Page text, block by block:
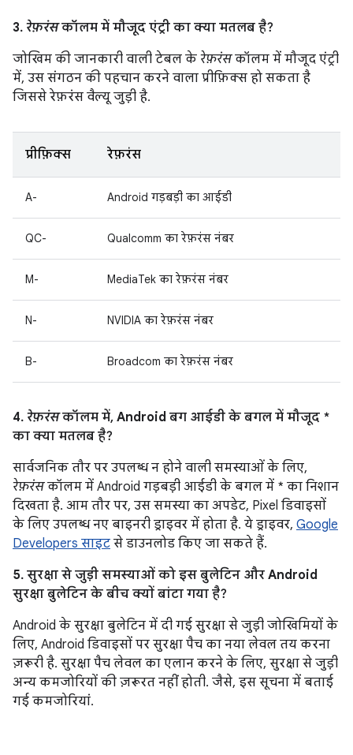
3. रेफ़रंसकॉलम में मौजूद एंट्री का क्या मतलब है?
जोखिम की जानकारी वाली टेबल के रेफ़रंसकॉलम में मौजूद एंट्री
में, उस संगठन की पहचान करने वाला प्रीफ़िक्स हो सकता है
जिससे रेफ़रंस वैल्यू जुड़ी है.
प्रीफ़िक्स रेफ़रंस
A- Android गड़बड़ी का आईडी
QC- Qualcomm का रेफ़रंस नंबर
M- MediaTek का रेफ़रंस नंबर
N- NVIDIA का रेफ़रंस नंबर
B- Broadcom का रेफ़रंस नंबर
4. रेफ़रंसकॉलम में, Android बग आईडी के बगल में मौजूद *
का क्या मतलब है?
सार्वजनिक तौर पर उपलब्ध न होने वाली समस्याओं के लिए,
रेफ़रंसकॉलम में Android गड़बड़ी आईडी के बगल में * का निशान
दिखता है. आम तौर पर, उस समस्या का अपडेट, Pixel डिवाइसों
के लिए उपलब्ध नए बाइनरी ड्राइवर में होता है. ये ड्राइवर, Google
Developers साइट से डाउनलोड किए जा सकते हैं.
5. सुरक्षा से जुड़ी समस्याओं को इस बुलेटिन और Android
सुरक्षा बुलेटिन के बीच क्यों बांटा गया है?
Android के सुरक्षा बुलेटिन में दी गई सुरक्षा से जुड़ी जोखिमियों के
लिए, Android डिवाइसों पर सुरक्षा पैच का नया लेवल तय करना
ज़रूरी है. सुरक्षा पैच लेवल का एलान करने के लिए, सुरक्षा से जुड़ी
अन्य कमजोरियों की ज़रूरत नहीं होती. जैसे, इस सूचना में बताई
गई कमजोरियां.